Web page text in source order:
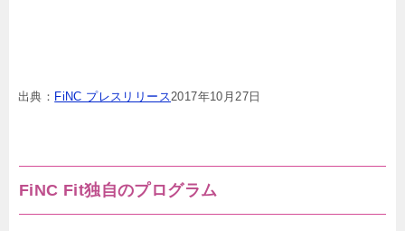
出典： FiNC プレスリリース 2017年10月27日
FiNC Fit独自のプログラム